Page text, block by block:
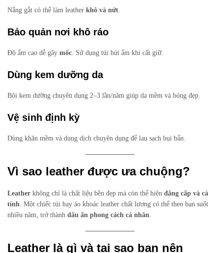
Nắng gắt có thể làm leather khô và nứt
Bảo quản nơi khô ráo
Độ ẩm cao dễ gây mốc . Sử dụng túi hút ẩm khi cất giữ.
Dùng kem dưỡng da
Bôi kem dưỡng chuyên dụng 2–3 lần/năm giúp da mềm và bóng đẹp.
Vệ sinh định kỳ
Dùng khăn mềm và dung dịch chuyên dụng để lau sạch bụi bẩn.
Vì sao leather được ưa chuộng?
Leather không chỉ là chất liệu bền đẹp mà còn thể hiện đẳng cấp và cá
tính . Một chiếc túi hay áo khoác leather chất lượng có thể theo bạn suốt
nhiều năm, trở thành dấu ấn phong cách cá nhân
Leather là gì và tại sao bạn nên